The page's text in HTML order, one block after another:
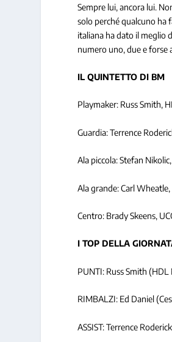
Sempre lui, ancora lui.
solo perché qualcuno ha
italiana ha dato il meglio
numero uno, due e forse
IL QUINTETTO DI BM
Playmaker: Russ Smith,
Guardia: Terrence
Ala piccola: Stefan
Ala grande: Carl
Centro: Brady Skeens,
I TOP DELLA
PUNTI: Russ Smith (HDL
RIMBALZI: Ed Daniel
ASSIST: Terrence